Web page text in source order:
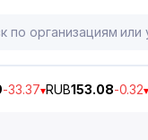
-33.37 RUB153.08-0.32